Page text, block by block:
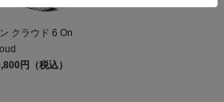
クラウド 6 On
円（税込）